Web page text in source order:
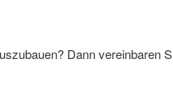
Dann vereinbaren